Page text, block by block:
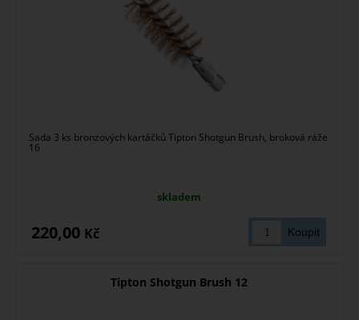
Sada 3 ks bronzových kartáčků Tipton Shotgun Brush, broková ráže
16
skladem
220,00 Kč
Tipton Shotgun Brush 12